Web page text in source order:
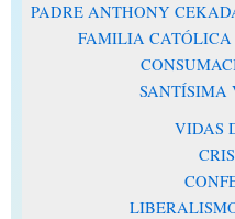
PADRE ANTHONY
FAMILIA
SANTÍSIMA
VIDAS